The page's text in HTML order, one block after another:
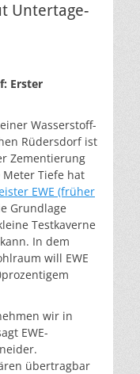
Untertage-
Erster
Wasserstoff-
Rüdersdorf ist
Zementierung
Tiefe hat
EWE (früher
Grundlage
Testkaverne
In dem
will EWE
wir in
EWE-
übertragbar